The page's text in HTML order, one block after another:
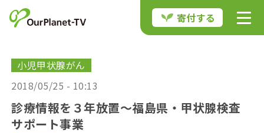
寄付する
小児甲状腺がん
2018/05/25 - 10:13
診療情報を３年放置〜福島県・甲状腺検査
サポート事業